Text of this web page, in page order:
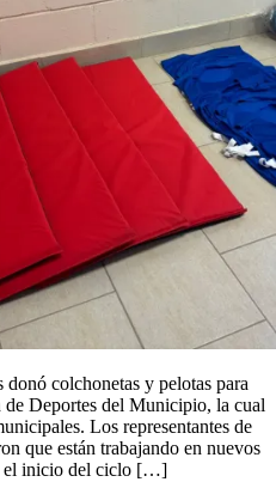
colchonetas y pelotas para
Deportes del Municipio, la cual
Los representantes de
que están trabajando en nuevos
el inicio del ciclo […]